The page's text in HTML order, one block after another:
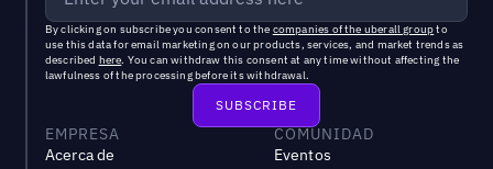
By clicking on subscribe you consent to the companies of the uberall groupto
use this data for email marketing on our products, services, and market trends as
described here. You can withdraw this consent at any time without affecting the
lawfulness of the processing before its withdrawal.
EMPRESA
Acerca de
COMUNIDAD
Eventos